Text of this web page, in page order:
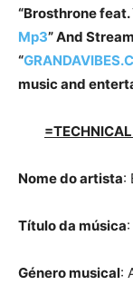
“Brosthrone feat.
Mp3”And
“
music and
Nome do artista:
Título da música
Género musical: